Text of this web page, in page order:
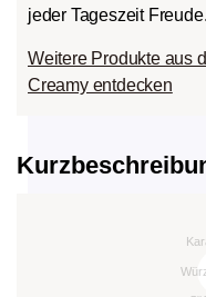
jeder Tageszeit Freude.
Weitere Produkte aus
Creamy entdecken